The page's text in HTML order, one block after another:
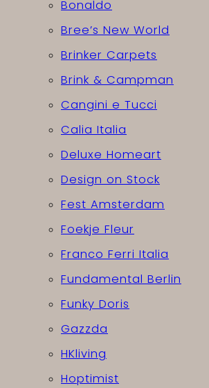
Bonaldo
Bree’s New World
Brinker Carpets
Brink & Campman
Cangini e Tucci
Calia Italia
Deluxe Homeart
Design on Stock
Fest Amsterdam
Foekje Fleur
Franco Ferri Italia
Fundamental Berlin
Funky Doris
Gazzda
HKliving
Hoptimist